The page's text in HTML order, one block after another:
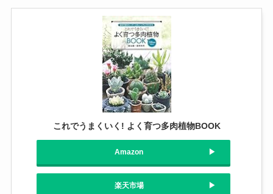
これでうまくいく! よく育つ多肉植物BOOK
Amazon
楽天市場